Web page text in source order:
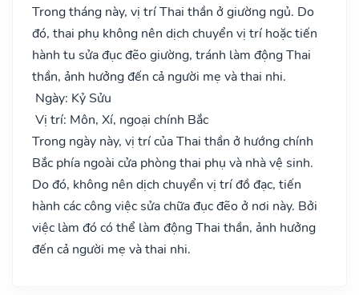
Trong tháng này, vị trí Thai thần ở giường ngủ. Do
đó, thai phụ không nên dịch chuyển vị trí hoặc tiến
hành tu sửa đục đẽo giường, tránh làm động Thai
thần, ảnh hưởng đến cả người mẹ và thai nhi.
Ngày: Kỷ Sửu
Vị trí: Môn, Xí, ngoại chính Bắc
Trong ngày này, vị trí của Thai thần ở hướng chính
Bắc phía ngoài cửa phòng thai phụ và nhà vệ sinh.
Do đó, không nên dịch chuyển vị trí đồ đạc, tiến
hành các công việc sửa chữa đục đẽo ở nơi này. Bởi
việc làm đó có thể làm động Thai thần, ảnh hưởng
đến cả người mẹ và thai nhi.